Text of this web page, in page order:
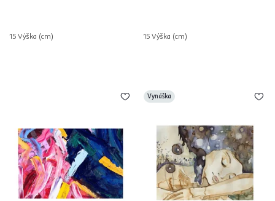
15 Výška (cm) 15 Výška (cm)
Vynáška